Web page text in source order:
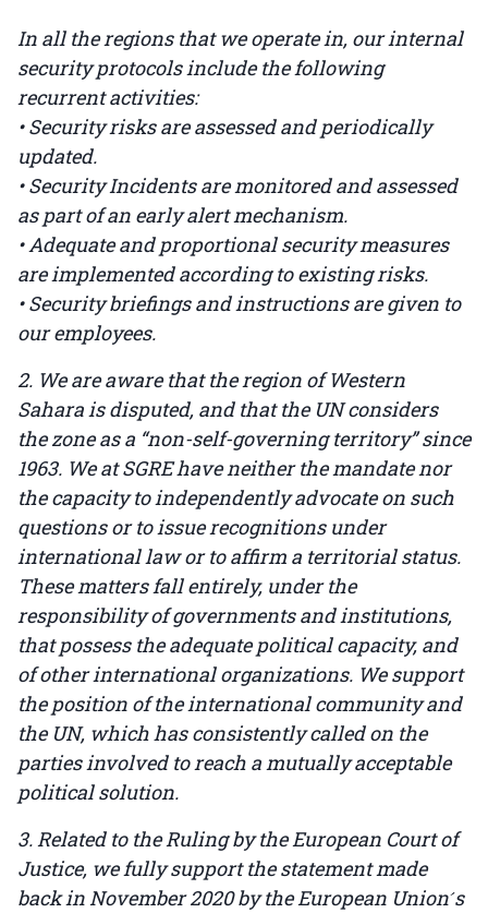
In all the regions that we operate in, our internal
security protocols include the following
recurrent activities:
• Security risks are assessed and periodically
updated.
• Security Incidents are monitored and assessed
as part of an early alert mechanism.
• Adequate and proportional security measures
are implemented according to existing risks.
• Security briefings and instructions are given to
our employees.
2. We are aware that the region of Western
Sahara is disputed, and that the UN considers
the zone as a “non-self-governing territory” since
1963. We at SGRE have neither the mandate nor
the capacity to independently advocate on such
questions or to issue recognitions under
international law or to affirm a territorial status.
These matters fall entirely, under the
responsibility of governments and institutions,
that possess the adequate political capacity, and
of other international organizations. We support
the position of the international community and
the UN, which has consistently called on the
parties involved to reach a mutually acceptable
political solution.
3. Related to the Ruling by the European Court of
Justice, we fully support the statement made
back in November 2020 by the European Union ́s